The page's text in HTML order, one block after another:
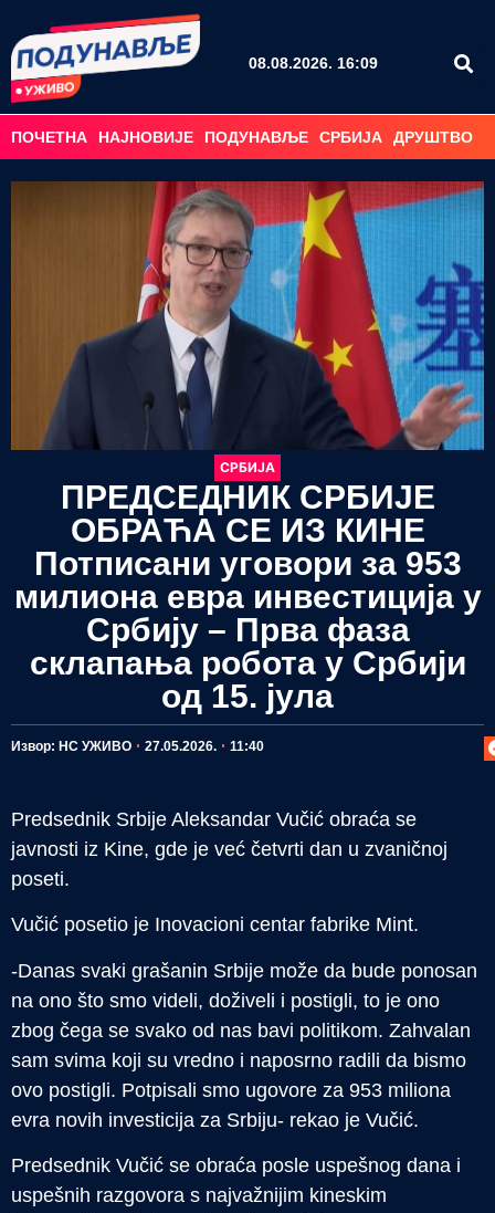
08.08.2026. 16:09
ПОЧЕТНА НАЈНОВИЈЕ ПОДУНАВЉЕ СРБИЈА ДРУШТВО
СРБИЈА
ПРЕДСЕДНИК СРБИЈЕ
ОБРАЋА СЕ ИЗ КИНЕ
Потписани уговори за 953
милиона евра инвестиција у
Србију – Прва фаза
склапања робота у Србији
од 15. јула
Извор: НС УЖИВО 27.05.2026. 11:40
Predsednik Srbije Aleksandar Vučić obraća se
javnosti iz Kine, gde je već četvrti dan u zvaničnoj
poseti.
Vučić posetio je Inovacioni centar fabrike Mint.
-Danas svaki grašanin Srbije može da bude ponosan
na ono što smo videli, doživeli i postigli, to je ono
zbog čega se svako od nas bavi politikom. Zahvalan
sam svima koji su vredno i naposrno radili da bismo
ovo postigli. Potpisali smo ugovore za 953 miliona
evra novih investicija za Srbiju- rekao je Vučić.
Predsednik Vučić se obraća posle uspešnog dana i
uspešnih razgovora s najvažnijim kineskim